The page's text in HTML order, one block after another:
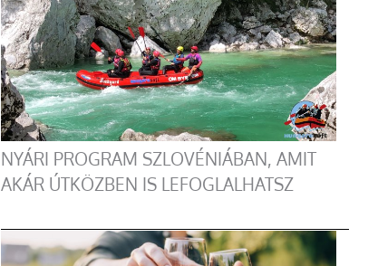
NYÁRI PROGRAM SZLOVÉNIÁBAN, AMIT
AKÁR ÚTKÖZBEN IS LEFOGLALHATSZ